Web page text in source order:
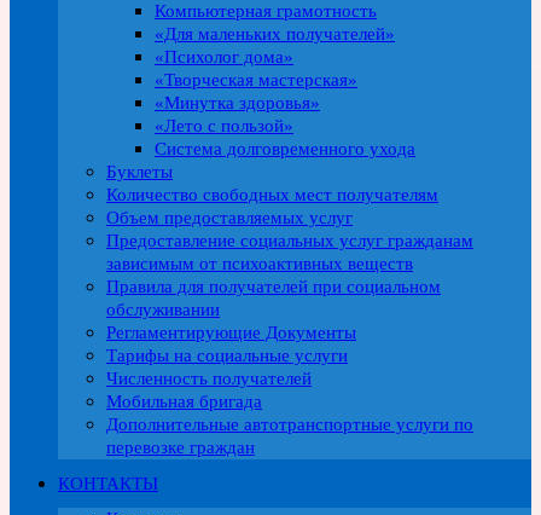
Компьютерная грамотность
«Для маленьких получателей»
«Психолог дома»
«Творческая мастерская»
«Минутка здоровья»
«Лето с пользой»
Система долговременного ухода
Буклеты
Количество свободных мест получателям
Объем предоставляемых услуг
Предоставление социальных услуг гражданам
зависимым от психоактивных веществ
Правила для получателей при социальном
обслуживании
Регламентирующие Документы
Тарифы на социальные услуги
Численность получателей
Мобильная бригада
Дополнительные автотранспортные услуги по
перевозке граждан
КОНТАКТЫ